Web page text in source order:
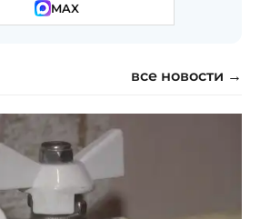
MAX
все новости →